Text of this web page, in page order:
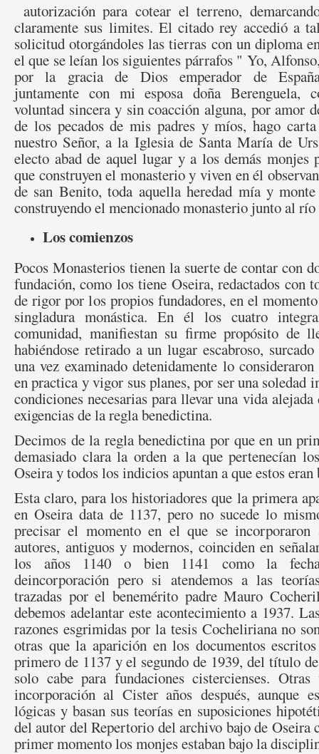
autorización para cotear el terreno,
claramente sus limites. El citado rey accedió a
solicitud otorgándoles las tierras con un diploma
el que se leían los siguientes párrafos " Yo,
por la gracia de Dios emperador de
juntamente con mi esposa doña Berenguela,
voluntad sincera y sin coacción alguna, por amor
de los pecados de mis padres y míos, hago
nuestro Señor, a la Iglesia de Santa María de
electo abad de aquel lugar y a los demás monjes
que construyen el monasterio y viven en él
de san Benito, toda aquella heredad mía y
construyendo el mencionado monasterio junto al
Los comienzos
Pocos Monasterios tienen la suerte de contar con
fundación, como los tiene Oseira, redactados con
de rigor por los propios fundadores, en el
singladura monástica. En él los cuatro
comunidad, manifiestan su firme propósito de
habiéndose retirado a un lugar escabroso,
una vez examinado detenidamente lo
en practica y vigor sus planes, por ser una soledad
condiciones necesarias para llevar una vida
exigencias de la regla benedictina.
Decimos de la regla benedictina por que en un
demasiado clara la orden a la que pertenecían
Oseira y todos los indicios apuntan a que estos
Esta claro, para los historiadores que la primera
en Oseira data de 1137, pero no sucede lo
precisar el momento en el que se
autores, antiguos y modernos, coinciden en
los años 1140 o bien 1141 como la
deincorporación pero si atendemos a las
trazadas por el benemérito padre Mauro
debemos adelantar este acontecimiento a 1937.
razones esgrimidas por la tesis Cocheliriana no
otras que la aparición en los documentos
primero de 1137 y el segundo de 1939, del título
solo cabe para fundaciones cistercienses.
incorporación al Cister años después, aunque
lógicas y basan sus teorías en suposiciones
del autor del Repertorio del archivo bajo de Oseira
primer momento los monjes estaban bajo la